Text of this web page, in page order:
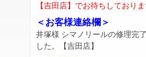
【吉田店】でお待ちしておりま
＜お客様連絡欄＞
井塚様 シマノリールの修理完
した。【吉田店】